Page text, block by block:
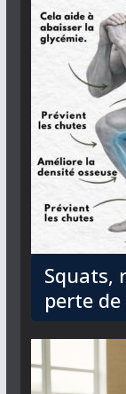
Squats,
perte